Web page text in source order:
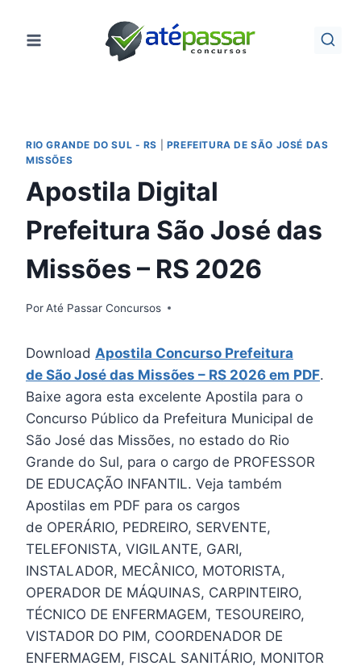
para
RIO GRANDE DO SUL - RS
PREFEITURA DE SÃO JOSÉ DAS
MISSÕES
Apostila Digital
Prefeitura São José das
Missões – RS 2026
PorAté Passar Concursos
Download Apostila Concurso Prefeitura
de São José das Missões – RS 2026 em PDF.
Baixe agora esta excelente Apostila para o
Concurso Público da Prefeitura Municipal de
São José das Missões, no estado do Rio
Grande do Sul, para o cargo de PROFESSOR
DE EDUCAÇÃO INFANTIL. Veja também
Apostilas em PDF para os cargos
de OPERÁRIO, PEDREIRO, SERVENTE,
TELEFONISTA, VIGILANTE, GARI,
INSTALADOR, MECÂNICO, MOTORISTA,
OPERADOR DE MÁQUINAS, CARPINTEIRO,
TÉCNICO DE ENFERMAGEM, TESOUREIRO,
VISTADOR DO PIM, COORDENADOR DE
ENFERMAGEM, FISCAL SANITÁRIO, MONITOR